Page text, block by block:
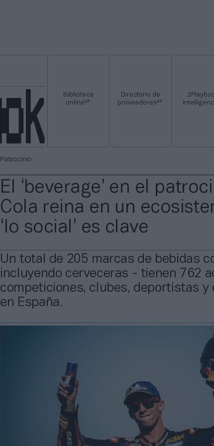
Biblioteca
online2P
Directorio de
proveedores2P
Patrocinio
El ‘beverage’ en el
Cola reina en un
‘lo social’ es clave
Un total de 205 marcas de bebidas
incluyendo cerveceras - tienen 762
competiciones, clubes, deportistas y
en España.